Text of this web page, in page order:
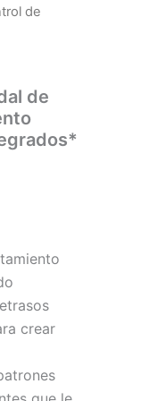
de
de
crear